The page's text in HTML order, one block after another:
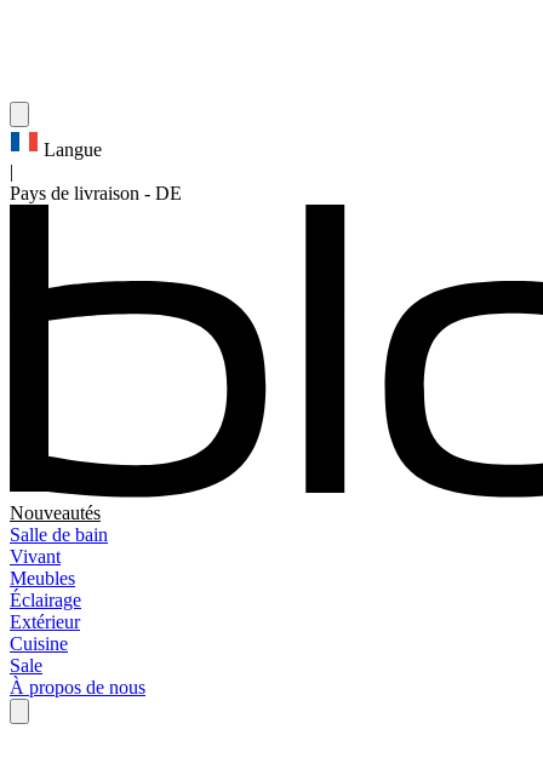
Langue
Pays de livraison - DE
Nouveautés
Salle de bain
Vivant
Meubles
Éclairage
Extérieur
Cuisine
Sale
À propos de nous